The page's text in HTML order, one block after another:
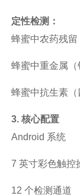
定性检测：
蜂蜜中农药残留
蜂蜜中重金属
蜂蜜中抗生素
3. 核心配置
Android 系统
7 英寸彩色触控
12 个检测通道